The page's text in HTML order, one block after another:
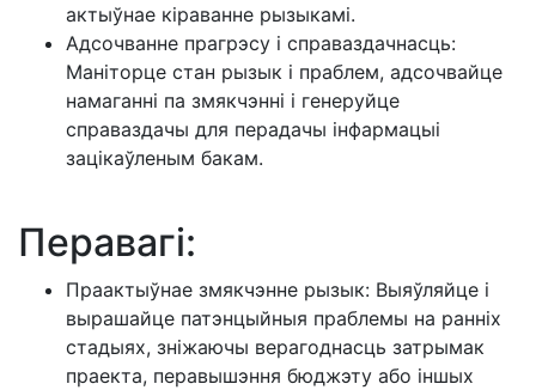
актыўнае кіраванне рызыкамі.
Адсочванне прагрэсу і справаздачнасць:
Маніторце стан рызык і праблем, адсочвайце
намаганні па змякчэнні і генеруйце
справаздачы для перадачы інфармацыі
зацікаўленым бакам.
Перавагі:
Праактыўнае змякчэнне рызык: Выяўляйце і
вырашайце патэнцыйныя праблемы на ранніх
стадыях, зніжаючы верагоднасць затрымак
праекта, перавышэння бюджэту або іншых